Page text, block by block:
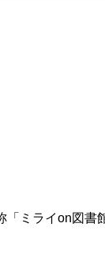
ミライon図書